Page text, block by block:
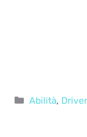
Categorie
Abilità,